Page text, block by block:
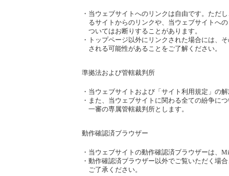
・ 当ウェブサイトへのリンクは自由です。ただ
るサイトからのリンクや、当ウェブサイトへ
ついてはお断りすることがあります。
・
トップページ以外にリンクされた場合には、
される可能性があることをご了解ください。
準拠法および管轄裁判所
・ 当ウェブサイトおよび「サイト利用規定」の
・ また、当ウェブサイトに関わる全ての紛争に
一審の専属管轄裁判所とします。
動作確認済ブラウザー
・ 当ウェブサイトの動作確認済ブラウザーは、
・ 動作確認済ブラウザー以外でご覧いただく場
ご了承ください。